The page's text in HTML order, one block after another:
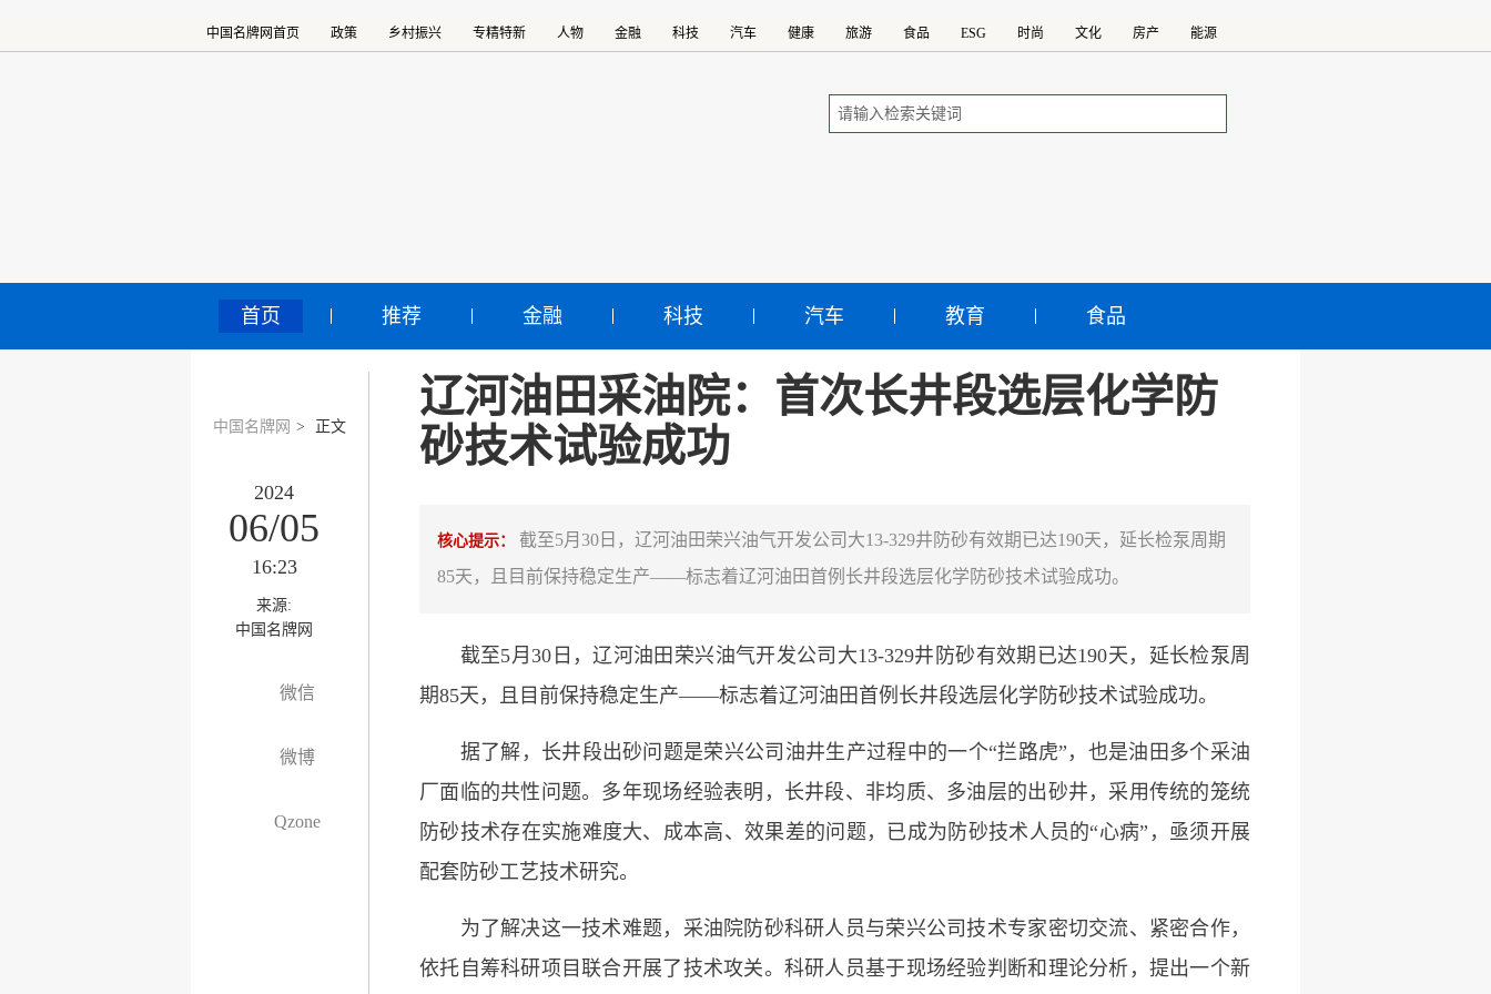
中国名牌网首页 政策 乡村振兴 专精特新 人物 金融 科技 汽车 健康 旅游 食品 ESG 时尚 文化 房产 能源
首页 推荐 金融 科技 汽车 教育 食品
中国名牌网 > 正文
2024
06/05
16:23
来源:
中国名牌网
微信
微博
Qzone
辽河油田采油院：首次长井段选层化学防
砂技术试验成功
核心提示： 截至5月30日，辽河油田荣兴油气开发公司大13-329井防砂有效期已达190天，延长检泵周期
85天，且目前保持稳定生产——标志着辽河油田首例长井段选层化学防砂技术试验成功。
截至5月30日，辽河油田荣兴油气开发公司大13-329井防砂有效期已达190天，延长检泵周
期85天，且目前保持稳定生产——标志着辽河油田首例长井段选层化学防砂技术试验成功。
据了解，长井段出砂问题是荣兴公司油井生产过程中的一个“拦路虎”，也是油田多个采油
厂面临的共性问题。多年现场经验表明，长井段、非均质、多油层的出砂井，采用传统的笼统
防砂技术存在实施难度大、成本高、效果差的问题，已成为防砂技术人员的“心病”，亟须开展
配套防砂工艺技术研究。
为了解决这一技术难题，采油院防砂科研人员与荣兴公司技术专家密切交流、紧密合作，
依托自筹科研项目联合开展了技术攻关。科研人员基于现场经验判断和理论分析，提出一个新